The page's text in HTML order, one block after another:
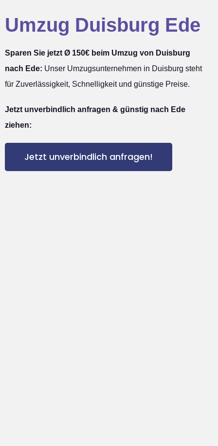
Umzug Duisburg Ede
Sparen Sie jetzt Ø 150€ beim Umzug von Duisburg
nach Ede: Unser Umzugsunternehmen in Duisburg steht
für Zuverlässigkeit, Schnelligkeit und günstige Preise.
Jetzt unverbindlich anfragen & günstig nach Ede
ziehen:
Jetzt unverbindlich anfragen!